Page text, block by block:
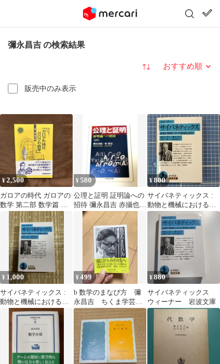
彌永昌吉 の検索結果
販売中のみ表示
並び替え
¥2,500
ガロアの時代 ガロアの
数学 第二部 数学篇 彌
永昌吉
¥580
公理と証明 証明論への
招待 彌永昌吉 赤攝也
ちくま学芸文庫
¥800
サイバネティックス :
動物と機械における制
御と通信
¥ 1,000
サイバネティックス :
動物と機械における制
御と通信
¥499
b 数学のまなび方 彌
永昌吉 ちくま学芸文
庫
¥880
サイバネティックス
ウィーナー 岩波文庫